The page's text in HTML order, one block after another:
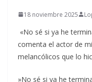
18 noviembre 2025
«No sé si ya he
comenta el actor de
melancólicos que lo
​»No sé si ya he